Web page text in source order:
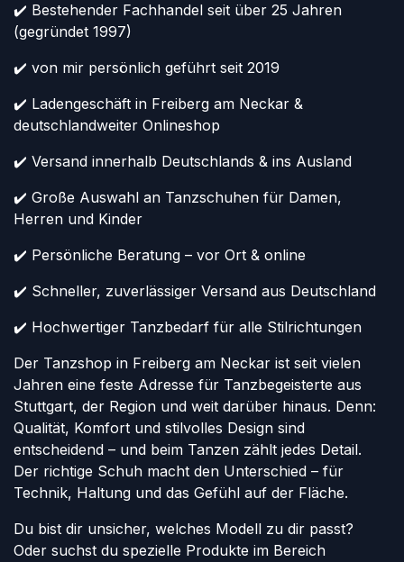
✔️ Bestehender Fachhandel seit über 25 Jahren
(gegründet 1997)
✔️ von mir persönlich geführt seit 2019
✔️ Ladengeschäft in Freiberg am Neckar &
deutschlandweiter Onlineshop
✔️ Versand innerhalb Deutschlands & ins Ausland
✔️ Große Auswahl an Tanzschuhen für Damen,
Herren und Kinder
✔️ Persönliche Beratung – vor Ort & online
✔️ Schneller, zuverlässiger Versand aus Deutschland
✔️ Hochwertiger Tanzbedarf für alle Stilrichtungen
Der Tanzshop in Freiberg am Neckar ist seit vielen
Jahren eine feste Adresse für Tanzbegeisterte aus
Stuttgart, der Region und weit darüber hinaus. Denn:
Qualität, Komfort und stilvolles Design sind
entscheidend – und beim Tanzen zählt jedes Detail.
Der richtige Schuh macht den Unterschied – für
Technik, Haltung und das Gefühl auf der Fläche.
Du bist dir unsicher, welches Modell zu dir passt?
Oder suchst du spezielle Produkte im Bereich